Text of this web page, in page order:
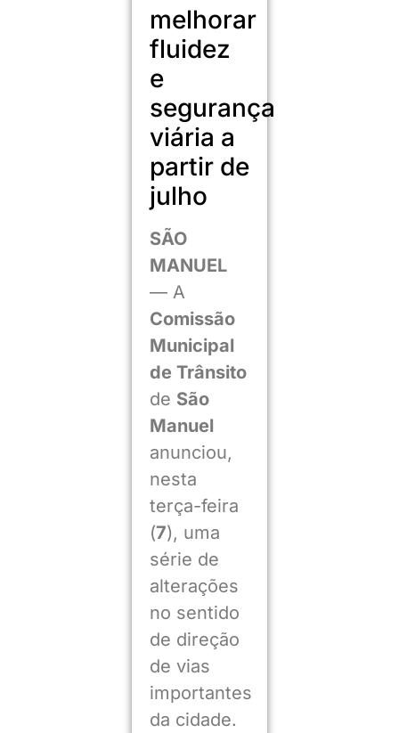
melhorar
fluidez
e
segurança
viária a
partir de
julho
SÃO
MANUEL
— A
Comissão
Municipal
de Trânsito
de São
Manuel
anunciou,
nesta
terça-feira
(7), uma
série de
alterações
no sentido
de direção
de vias
importantes
da cidade.